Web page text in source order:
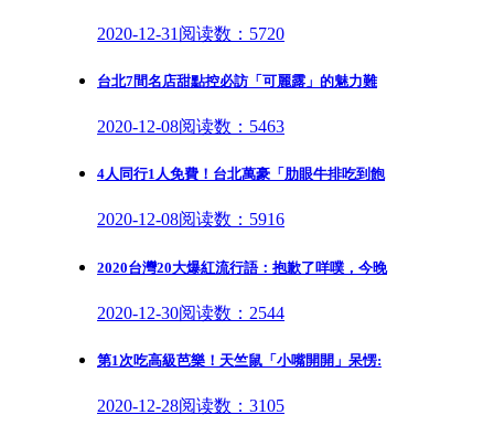
2020-12-31 阅读数：5720
台北7間名店甜點控必訪「可麗露」的魅力難
2020-12-08阅读数：5463
4人同行1人免費！台北萬豪「肋眼牛排吃到飽
2020-12-08阅读数：5916
2020台灣20大爆紅流行語：抱歉了咩噗，今晚
2020-12-30阅读数：2544
第1次吃高級芭樂！天竺鼠「小嘴開開」呆愣:
2020-12-28阅读数：3105